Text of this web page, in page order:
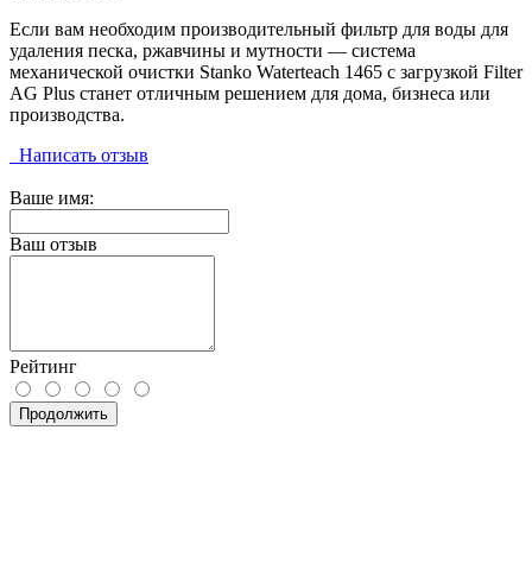
Если вам необходим производительный фильтр для воды для
удаления песка, ржавчины и мутности — система
механической очистки Stanko Waterteach 1465 с загрузкой Filter
AG Plus станет отличным решением для дома, бизнеса или
производства.
Написать отзыв
Ваше имя:
Ваш отзыв
Рейтинг
Продолжить